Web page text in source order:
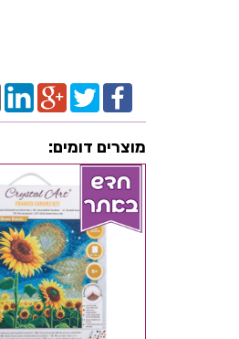
מוצרים דומים: